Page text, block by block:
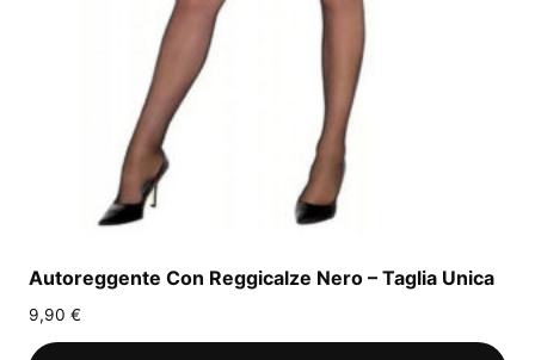
Autoreggente Con Reggicalze Nero – Taglia Unica
9,90 €